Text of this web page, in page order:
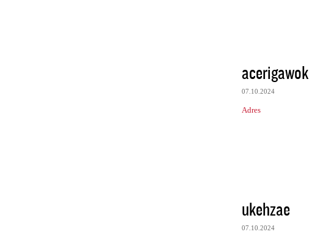
acerigawok
07.10.2024
Adres
ukehzae
07.10.2024